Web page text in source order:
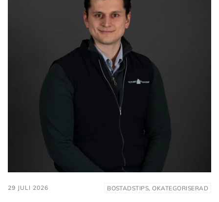
29 JULI 2026 BOSTADSTIPS, OKATEGORISERAD